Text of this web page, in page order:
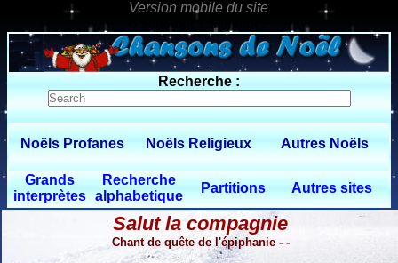
0 $limitbot 1 $limittot 2
Recherche :
Noëls Profanes Noëls Religieux Autres Noëls
Grands
interprètes
Recherche
alphabetique
Partitions Autres sites
Salut la compagnie
Chant de quête de l'épiphanie - -